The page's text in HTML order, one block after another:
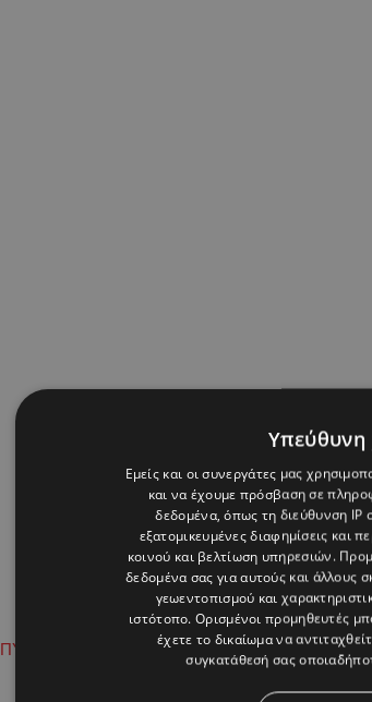
ΠΥΡΟΣΒΕΣΤΙΚΗ ΧΕΙΡΟΥΡΓΕΙΟ
Εμείς και οι συνεργάτες μας
και να έχουμε πρόσβαση σε
δεδομένα, όπως τη διεύθυνση IP
εξατομικευμένες διαφημίσεις και
κοινού και βελτίωση υπηρεσιών.
δεδομένα σας για αυτούς και
γεωεντοπισμού και
ιστότοπο. Ορισμένοι προμηθευτές
έχετε το δικαίωμα να
συγκατάθεσή σας